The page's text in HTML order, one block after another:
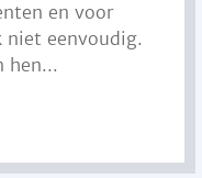
en voor
niet eenvoudig.
hen...